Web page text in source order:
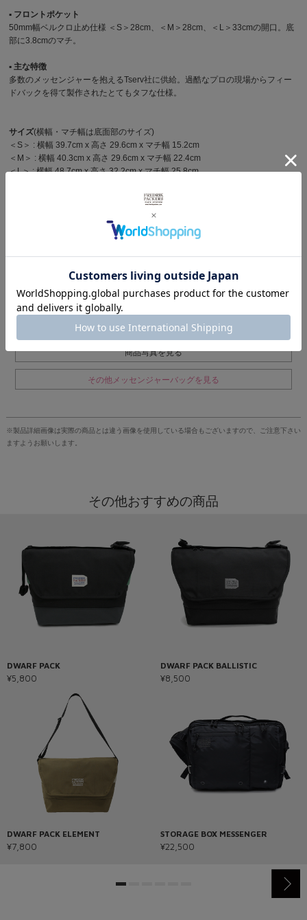
▪︎ フロントポケット
50mm幅ベルクロ止め仕様 ＜S＞28cm、＜M＞28cm、＜L＞33cmの開口。底
部に3.8cmのマチ。
▪︎ 主な特徴
多数のメッセンジャーを抱えるTserv社に供給。過酷なプロの現場からフィー
ドバックを得て製作されたとてもタフな仕様。
サイズ(横幅・マチ幅は底面部のサイズ)
＜S＞ : 横幅 39.7cm x 高さ 29.6cm x マチ幅 15.2cm
＜M＞ : 横幅 40.3cm x 高さ 29.6cm x マチ幅 22.4cm
＜L＞ : 横幅 48.7cm x 高さ 32.2cm x マチ幅 25.8cm
＜M＞ : 約26ℓ
商品写真を見る
その他メッセンジャーバッグを見る
※製品詳細画像は実際の商品とは違う画像を使用している場合もございますので、ご注意下さい
ますようお願いします。
その他おすすめの商品
DWARF PACK
¥5,800
DWARF PACK ELEMENT
¥7,800
DWARF PACK BALLISTIC
¥8,500
STORAGE BOX MESSENGER
¥22,500